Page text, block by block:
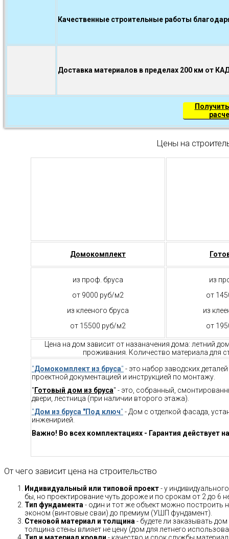
Качественные строительные работы
Доставка материалов в пределах 200 км от
Цены на
Домокомплект
из проф. бруса
от 9000 руб/м2
из клееного бруса
от 15500 руб/м2
из
от
из
от
Цена на дом зависит от назаначения дома: летний
проживания. Количество материала для
"Домокомплект из бруса" - это набор заводских
проектной документацией и инструкцией по монтажу.
" Готовый дом из бруса" - это, собранный,
двери, лестница (при наличии второго этажа).
"Дом из бруса "Под ключ" - Дом с отделкой фасада,
инженирией.
Важно! Во всех комплектациях - Гарантия действует
От чего зависит цена на строительство
Индивидуальный или типовой проект- у
бы, но проектирование чуть дороже и по срокам от 2 до 6
Тип фундамента - один и тот же объект можно построить
эконом (винтовые сваи) до премиум (УШП фундамент).
Стеновой материал и толщина - будете ли заказывать
толщина стены влияет не цену (дом для летнего